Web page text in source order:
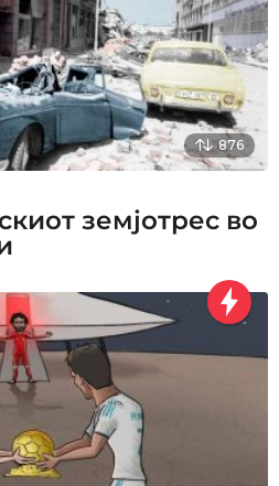
876
земјотрес во